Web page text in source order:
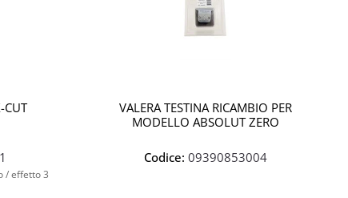
CUT
/ effetto 3
VALERA TESTINA RICAMBIO PER
MODELLO ABSOLUT ZERO
Codice: 09390853004